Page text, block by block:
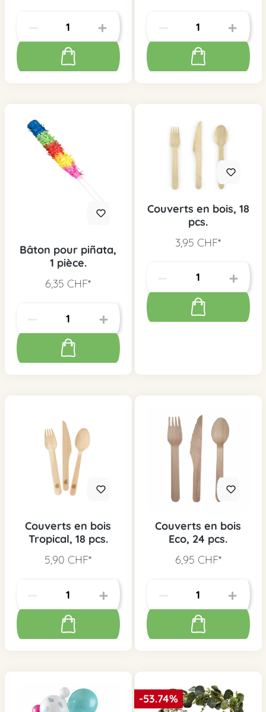
Bâton pour piñata,
1 pièce.
6,35 CHF*
Couverts en bois, 18
pcs.
3,95 CHF*
Couverts en bois
Tropical, 18 pcs.
5,90 CHF*
Couverts en bois
Eco, 24 pcs.
6,95 CHF*
-53.74%